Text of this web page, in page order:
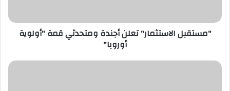
"مستقبل الاستثمار" تعلن أجندة ومتحدثي قمة "أولوية
أوروبا"
كانسيلو